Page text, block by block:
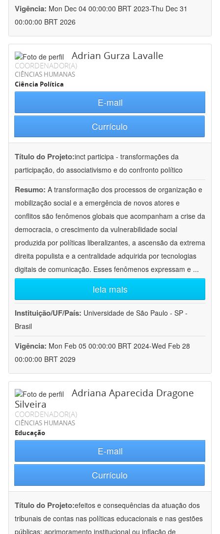
Vigência: Mon Dec 04 00:00:00 BRT 2023-Thu Dec 31
00:00:00 BRT 2026
Adrian Gurza Lavalle
COORDENADOR(A)
CIÊNCIAS HUMANAS
Ciência Política
E-mail
Currículo
Título do Projeto:inct participa - transformações da
participação, do associativismo e do confronto político
Resumo: A transformação dos processos de organização e
mobilização social e a emergência de novos atores e
conflitos são fenômenos globais que acompanham a crise da
democracia, o crescimento da vulnerabilidade social
produzida por políticas liberalizantes, a ascensão da extrema
direita populista e a centralidade adquirida por tecnologias
digitais de comunicação. Esses fenômenos expressam e ...
leia mais
Instituição/UF/País: Universidade de São Paulo - SP -
Brasil
Vigência: Mon Feb 05 00:00:00 BRT 2024-Wed Feb 28
00:00:00 BRT 2029
Adriana Aparecida Dragone
Silveira
COORDENADOR(A)
CIÊNCIAS HUMANAS
Educação
E-mail
Currículo
Título do Projeto:efeitos e consequências da atuação dos
tribunais de contas nas políticas educacionais e nas gestões
públicas: aprimoramento institucional ou inflação de